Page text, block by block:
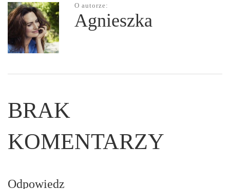
O autorze:
Agnieszka
BRAK
KOMENTARZY
Odpowiedz